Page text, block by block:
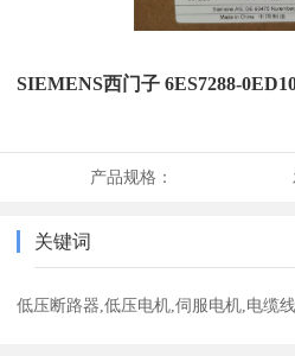
SIEMENS西门子 6ES7288-
产品规格：
关键词
低压断路器,低压电机,伺服电机,电缆线